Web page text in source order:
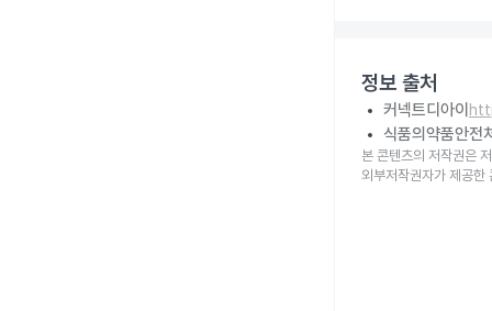
정보 출처
커넥트디아이
식품의약품안전
본 콘텐츠의 저작권은
외부저작권자가 제공한